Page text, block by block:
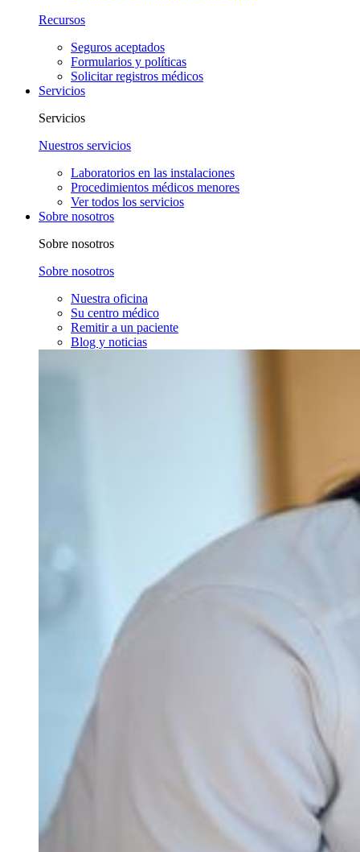
Recursos
Seguros aceptados
Formularios y políticas
Solicitar registros médicos
Servicios
Servicios
Nuestros servicios
Laboratorios en las instalaciones
Procedimientos médicos menores
Ver todos los servicios
Sobre nosotros
Sobre nosotros
Sobre nosotros
Nuestra oficina
Su centro médico
Remitir a un paciente
Blog y noticias